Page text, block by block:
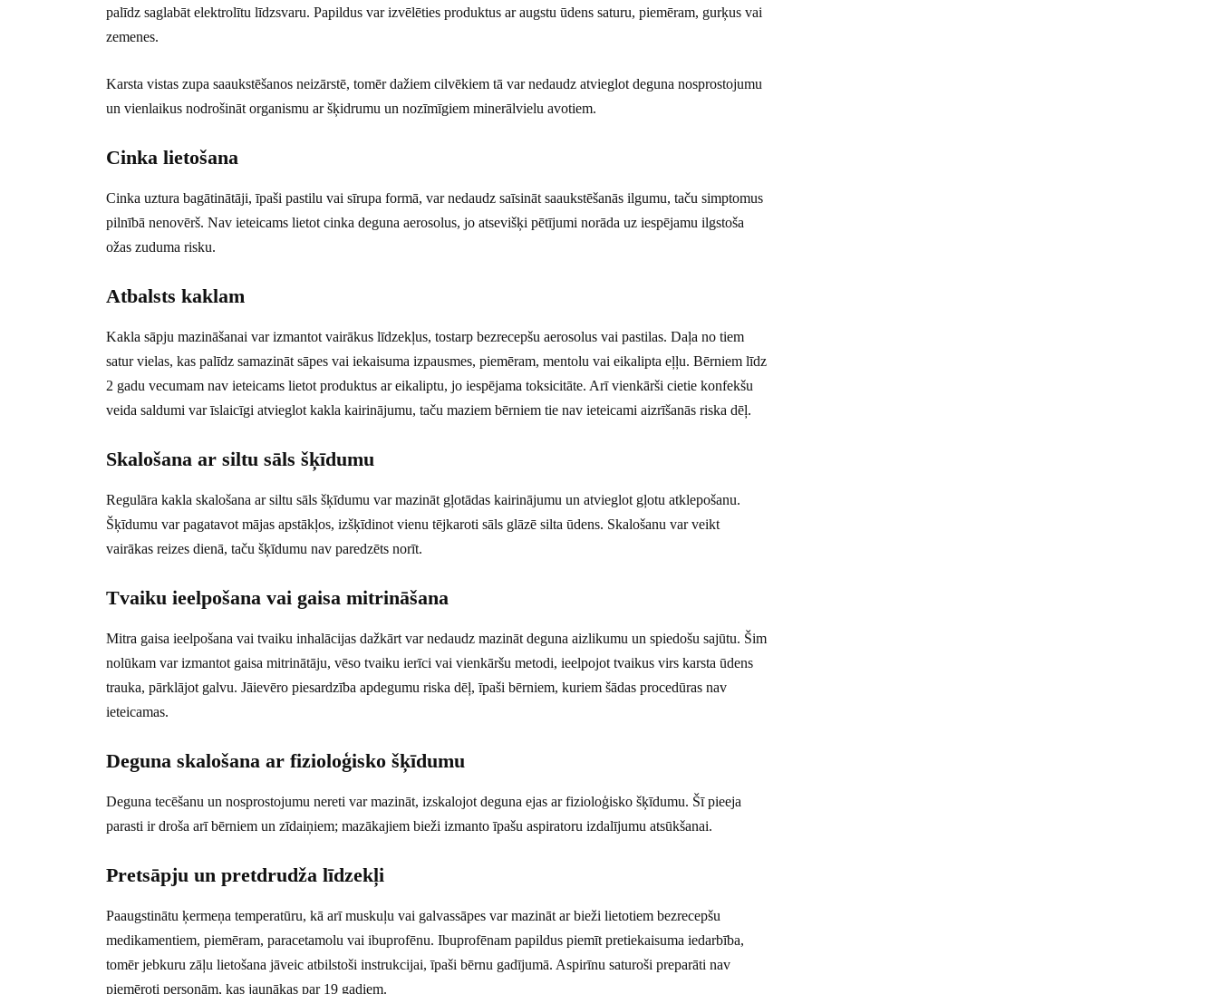
palīdz saglabāt elektrolītu līdzsvaru. Papildus var izvēlēties produktus ar augstu ūdens saturu, piemēram, gurķus vai
zemenes.
Karsta vistas zupa saaukstēšanos neizārstē, tomēr dažiem cilvēkiem tā var nedaudz atvieglot deguna nosprostojumu
un vienlaikus nodrošināt organismu ar šķidrumu un nozīmīgiem minerālvielu avotiem.
Cinka lietošana
Cinka uztura bagātinātāji, īpaši pastilu vai sīrupa formā, var nedaudz saīsināt saaukstēšanās ilgumu, taču simptomus
pilnībā nenovērš. Nav ieteicams lietot cinka deguna aerosolus, jo atsevišķi pētījumi norāda uz iespējamu ilgstoša
ožas zuduma risku.
Atbalsts kaklam
Kakla sāpju mazināšanai var izmantot vairākus līdzekļus, tostarp bezrecepšu aerosolus vai pastilas. Daļa no tiem
satur vielas, kas palīdz samazināt sāpes vai iekaisuma izpausmes, piemēram, mentolu vai eikalipta eļļu. Bērniem līdz
2 gadu vecumam nav ieteicams lietot produktus ar eikaliptu, jo iespējama toksicitāte. Arī vienkārši cietie konfekšu
veida saldumi var īslaicīgi atvieglot kakla kairinājumu, taču maziem bērniem tie nav ieteicami aizrīšanās riska dēļ.
Skalošana ar siltu sāls šķīdumu
Regulāra kakla skalošana ar siltu sāls šķīdumu var mazināt gļotādas kairinājumu un atvieglot gļotu atklepošanu.
Šķīdumu var pagatavot mājas apstākļos, izšķīdinot vienu tējkaroti sāls glāzē silta ūdens. Skalošanu var veikt
vairākas reizes dienā, taču šķīdumu nav paredzēts norīt.
Tvaiku ieelpošana vai gaisa mitrināšana
Mitra gaisa ieelpošana vai tvaiku inhalācijas dažkārt var nedaudz mazināt deguna aizlikumu un spiedošu sajūtu. Šim
nolūkam var izmantot gaisa mitrinātāju, vēso tvaiku ierīci vai vienkāršu metodi, ieelpojot tvaikus virs karsta ūdens
trauka, pārklājot galvu. Jāievēro piesardzība apdegumu riska dēļ, īpaši bērniem, kuriem šādas procedūras nav
ieteicamas.
Deguna skalošana ar fizioloģisko šķīdumu
Deguna tecēšanu un nosprostojumu nereti var mazināt, izskalojot deguna ejas ar fizioloģisko šķīdumu. Šī pieeja
parasti ir droša arī bērniem un zīdaiņiem; mazākajiem bieži izmanto īpašu aspiratoru izdalījumu atsūkšanai.
Pretsāpju un pretdrudža līdzekļi
Paaugstinātu ķermeņa temperatūru, kā arī muskuļu vai galvassāpes var mazināt ar bieži lietotiem bezrecepšu
medikamentiem, piemēram, paracetamolu vai ibuprofēnu. Ibuprofēnam papildus piemīt pretiekaisuma iedarbība,
tomēr jebkuru zāļu lietošana jāveic atbilstoši instrukcijai, īpaši bērnu gadījumā. Aspirīnu saturoši preparāti nav
piemēroti personām, kas jaunākas par 19 gadiem.